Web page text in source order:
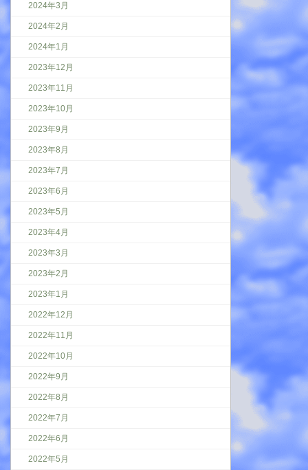
2024年3月
2024年2月
2024年1月
2023年12月
2023年11月
2023年10月
2023年9月
2023年8月
2023年7月
2023年6月
2023年5月
2023年4月
2023年3月
2023年2月
2023年1月
2022年12月
2022年11月
2022年10月
2022年9月
2022年8月
2022年7月
2022年6月
2022年5月